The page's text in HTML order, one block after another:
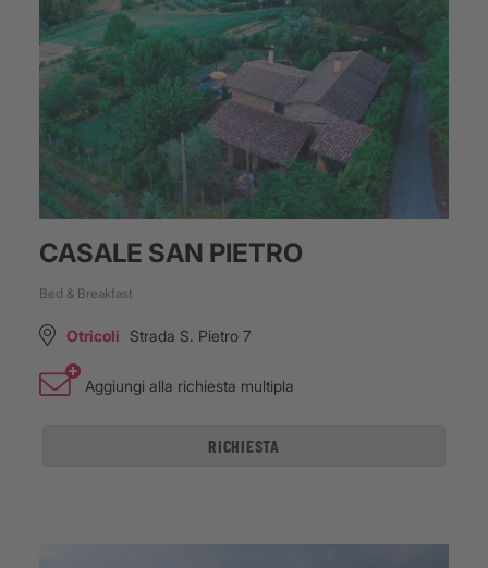
CASALE SAN PIETRO
Bed & Breakfast
Otricoli Strada S. Pietro 7
Aggiungi alla richiesta multipla
RICHIESTA